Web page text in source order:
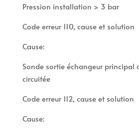
Pression installation > 3 bar
Code erreur 110, cause et solution
Cause:
Sonde sortie échangeur principal
circuitée
Code erreur 112, cause et solution
Cause: